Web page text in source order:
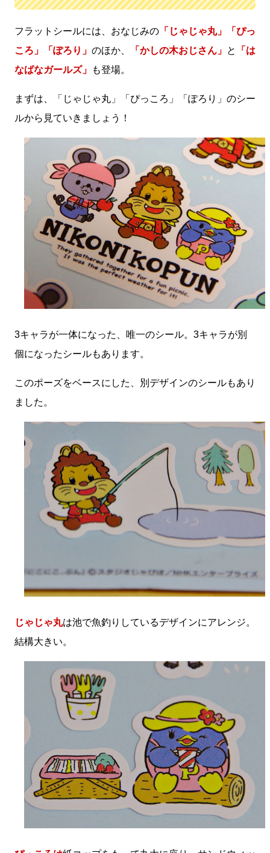
フラットシールには、おなじみの 「じゃじゃ丸」「ぴっ
ころ」「ぽろり」 のほか、 「かしの木おじさん」 と
「は
なばなガールズ」
も登場。
まずは、「じゃじゃ丸」「ぴっころ」「ぽろり」のシー
ルから見ていきましょう！
3キャラが一体になった、唯一のシール。3キャラが別
個になったシールもあります。
このポーズをベースにした、別デザインのシールもあり
ました。
じゃじゃ丸は池で魚釣りしているデザインにアレンジ。
結構大きい。